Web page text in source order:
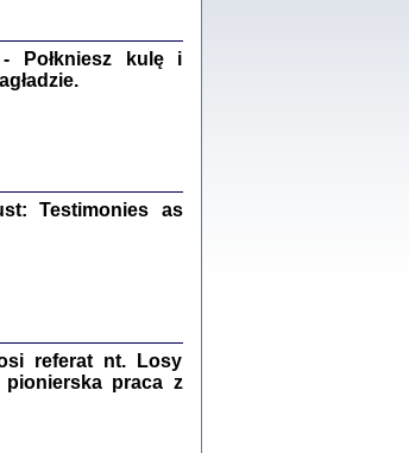
Jacek Leociak
Warszawa 2021
GODZINA ...
1943-1944
- Połkniesz kulę i
Testimonies as
referat nt. Losy
praca z